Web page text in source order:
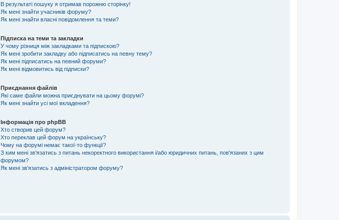
В результаті пошуку я отримав порожню сторінку!
Як мені знайти учасників форуму?
Як мені знайти власні повідомлення та теми?
Підписка на теми та закладки
У чому різниця між закладками та підпискою?
Як мені зробити закладку або підписатись на певну тему?
Як мені підписатись на певний форуми?
Як мені відмовитись від підписки?
Приєднання файлів
Які саме файли можна приєднувати на цьому форумі?
Як мені знайти усі мої вкладення?
Інформація про phpBB
Хто створив цей форум?
Хто переклав цей форум на українську?
Чому на форумі немає такої-то функції?
З ким мені зв'язатись з питань некоректного використання і/або юридичних питань, пов'язаних з цим
форумом?
Як мені зв'язатись з адміністратором форуму?